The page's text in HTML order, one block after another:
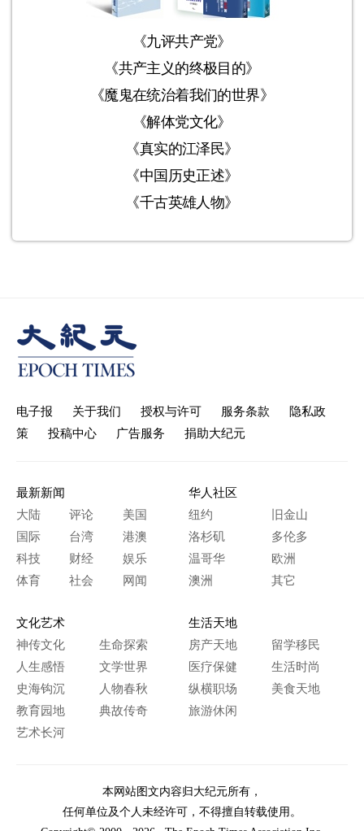
《九评共产党》
《共产主义的终极目的》
《魔鬼在统治着我们的世界》
《解体党文化》
《真实的江泽民》
《中国历史正述》
《千古英雄人物》
电子报 关于我们 授权与许可 服务条款
隐私政
策
投稿中心 广告服务 捐助大纪元
最新新闻
大陆
评论
美国
国际
台湾
港澳
科技
财经
娱乐
体育
社会 网闻
华人社区
纽约
旧金山
洛杉矶
多伦多
温哥华
欧洲
澳洲
其它
文化艺术
神传文化
生命探索
人生感悟
文学世界
史海钩沉
人物春秋
教育园地
典故传奇
艺术长河
生活天地
房产天地
留学移民
医疗保健
生活时尚
纵横职场
美食天地
旅游休闲
本网站图文内容归大纪元所有，
任何单位及个人未经许可，不得擅自转载使用。